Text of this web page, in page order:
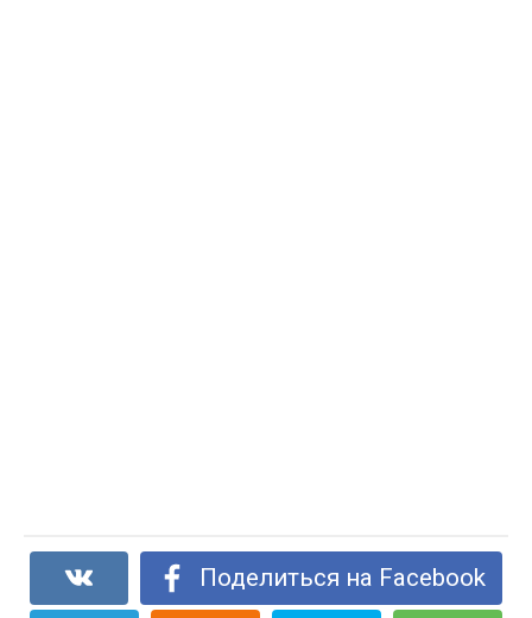
Поделиться на Facebook